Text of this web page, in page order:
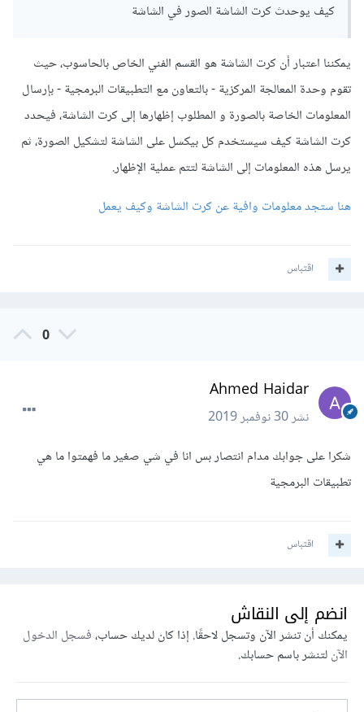
كيف يوحدث كرت الشاشة الصور في الشاشة
يمكننا اعتبار أن كرت الشاشة هو القسم الفني الخاص بالحاسوب، حيث
تقوم وحدة المعالجة المركزية - بالتعاون مع التطبيقات البرمجية - بإرسال
المعلومات الخاصة بالصورة و المطلوب إظهارها إلى كرت الشاشة، فيحدد
كرت الشاشة كيف سيستخدم كل بيكسل على الشاشة لتشكيل الصورة، ثم
يرسل هذه المعلومات إلى الشاشة لتتم عملية الإظهار.
هنا ستجد معلومات وافية عن كرت الشاشة وكيف يعمل
اقتباس
0
Ahmed Haidar
نشر30 نوفمبر 2019
شكرا على جوابك مدام انتصار بس انا في شي صغير ما فهمتوا ما هي
تطبيقات البرمجية
اقتباس
انضم إلى النقاش
يمكنك أن تنشر الآن وتسجل لاحقًا. إذا كان لديك حساب،فسجل الدخول
الآنلتنشر باسم حسابك.